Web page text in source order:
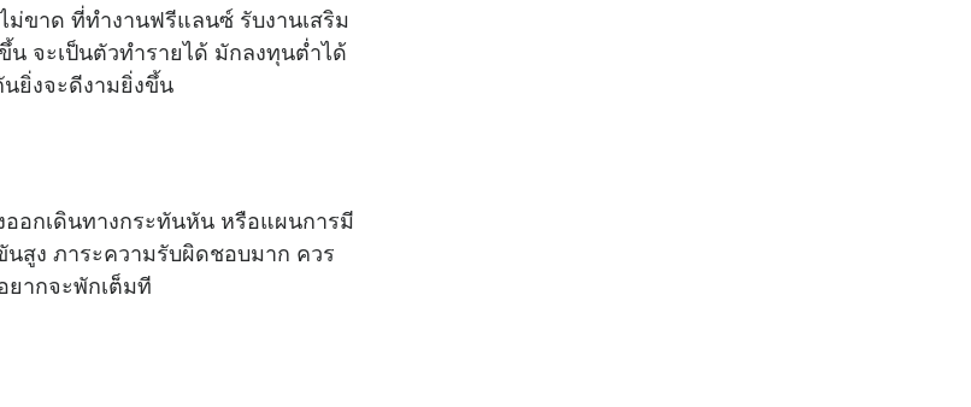
ม่ขาด ที่ทำงานฟรีแลนซ์ รับงานเสริม
น จะเป็นตัวทำรายได้ มักลงทุนต่ำได้
ยิ่งจะดีงามยิ่งขึ้น
อกเดินทางกระทันหัน หรือแผนการมี
สูง ภาระความรับผิดชอบมาก ควร
ากจะพักเต็มที